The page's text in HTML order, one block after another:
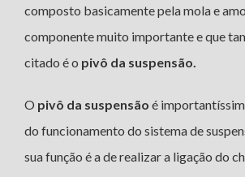
composto basicamente pela mola e
componente muito importante e que
citado é o pivô da suspensão.
O pivô da suspensão é
do funcionamento do sistema de
sua função é a de realizar a ligação do